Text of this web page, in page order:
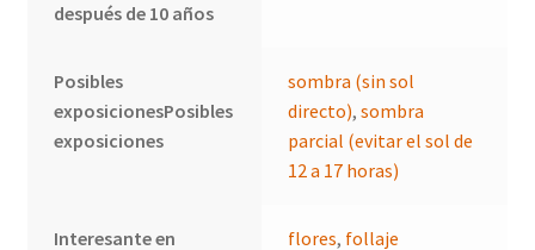
después de 10 años
Posibles
exposicionesPosibles
exposiciones
sombra (sin sol
directo),sombra
parcial (evitar el sol de
12 a 17 horas)
Interesante en
flores, follaje